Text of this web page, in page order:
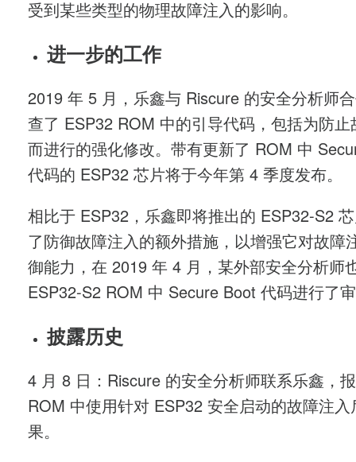
受到某些类型的物理故障注入的影响。
进一步的工作
2019 年 5 月，乐鑫与 Riscure 的安全分析师
查了 ESP32 ROM 中的引导代码，包括为防止
而进行的强化修改。带有更新了 ROM 中
代码的 ESP32 芯片将于今年第 4 季度发布。
相比于 ESP32，乐鑫即将推出的 ESP32-S2
了防御故障注入的额外措施，以增强它对故障
御能力，在 2019 年 4 月，某外部安全分析师
ESP32-S2 ROM 中 Secure Boot 代码进行了
披露历史
4 月 8 日：Riscure 的安全分析师联系乐鑫，
ROM 中使用针对 ESP32 安全启动的故障注入
果。